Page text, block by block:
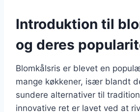
Introduktion til
og deres
Blomkålsris er blevet en
mange køkkener, især blandt
sundere alternativer til
innovative ret er lavet ved at